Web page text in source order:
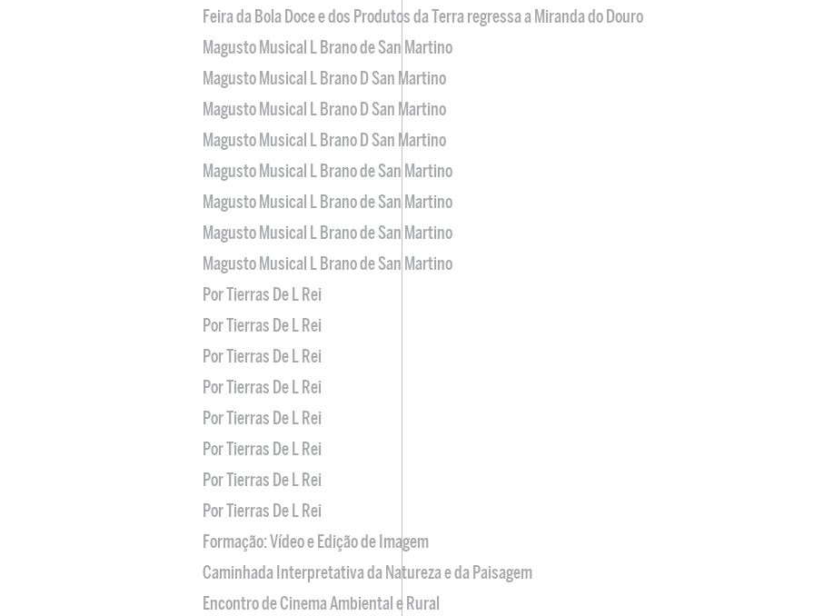
Feira da Bola Doce e dos Produtos da Terra regressa a Miranda do Douro
Magusto Musical L Brano de San Martino
Magusto Musical L Brano D San Martino
Magusto Musical L Brano D San Martino
Magusto Musical L Brano D San Martino
Magusto Musical L Brano de San Martino
Magusto Musical L Brano de San Martino
Magusto Musical L Brano de San Martino
Magusto Musical L Brano de San Martino
Por Tierras De L Rei
Por Tierras De L Rei
Por Tierras De L Rei
Por Tierras De L Rei
Por Tierras De L Rei
Por Tierras De L Rei
Por Tierras De L Rei
Por Tierras De L Rei
Formação: Vídeo e Edição de Imagem
Caminhada Interpretativa da Natureza e da Paisagem
Encontro de Cinema Ambiental e Rural